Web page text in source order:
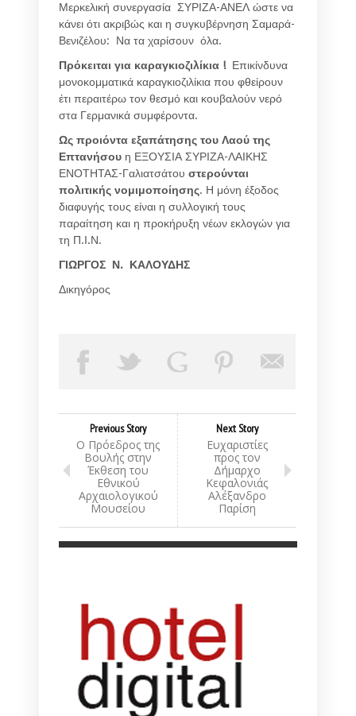
Μερκελική συνεργασία ΣΥΡΙΖΑ-ΑΝΕΛ ώστε να
κάνει ότι ακριβώς και η συγκυβέρνηση Σαμαρά-
Βενιζέλου: Να τα χαρίσουν όλα.
Πρόκειται για καραγκιοζιλίκια !Επικίνδυνα
μονοκομματικά καραγκιοζιλίκια που φθείρουν
έτι περαιτέρω τον θεσμό και κουβαλούν νερό
στα Γερμανικά συμφέροντα.
Ως προιόντα εξαπάτησης του Λαού της
Επτανήσου η ΕΞΟΥΣΙΑ ΣΥΡΙΖΑ-ΛΑΙΚΗΣ
ΕΝΟΤΗΤΑΣ-Γαλιατσάτου στερούνται
πολιτικής νομιμοποίησης. Η μόνη έξοδος
διαφυγής τους είναι η συλλογική τους
παραίτηση και η προκήρυξη νέων εκλογών για
τη Π.Ι.Ν.
ΓΙΩΡΓΟΣ Ν. ΚΑΛΟΥΔΗΣ
Δικηγόρος
Previous Story
Ο Πρόεδρος της
Βουλής στην
Έκθεση του
Εθνικού
Αρχαιολογικού
Μουσείου
Next Story
Ευχαριστίες
προς τον
Δήμαρχο
Κεφαλονιάς
Αλέξανδρο
Παρίση